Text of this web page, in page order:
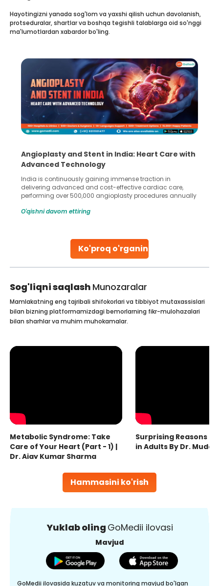
Ko'proq o'rganing
Hayotingizni yanada sog'lom va yaxshi qilish uchun davolanish,
protseduralar, shartlar va boshqa tegishli talablarga oid so'nggi
ma'lumotlardan xabardor bo'ling.
5 Essential Steps for Effective Human Sperm
Collection and Processing Methods
Human sperm collection and processing are critical steps
in advanced reproductive techniques like In Vitro
Fertilization (IVF) and intrauterine insemination (IUI). These
challenges and help couples achieve their dream of
collected, they process the
O'qishni davom ettiring
Sog'liqni saqlash Munozaralar
Hammasini ko'rish
Mamlakatning eng tajribali shifokorlari va tibbiyot mutaxassislari
bilan bizning platformamizdagi bemorlarning fikr-mulohazalari
bilan sharhlar va muhim muhokamalar.
Metabolic Syndrome: Take
Care of Your Heart (Part - 1) |
Dr. Ajay Kumar Sharma
Surprising Reasons
in Adults By Dr.
Yuklab oling GoMedii ilovasi
Mavjud
GoMedii ilovasida kuzatuv va monitoring mavjud bo'lgan